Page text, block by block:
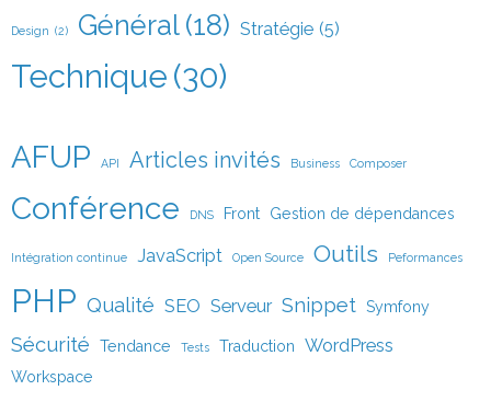
Design (2) Général (18) Stratégie (5)
Technique (30)
AFUP API Articles invités Business Composer
Conférence DNS Front Gestion de dépendances
Intégration continue JavaScript Open Source Outils Peformances
PHP Qualité SEO Serveur Snippet Symfony
Sécurité Tendance Tests Traduction WordPress
Workspace